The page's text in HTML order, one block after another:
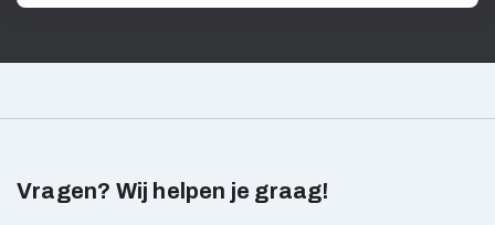
Vragen? Wij helpen je graag!